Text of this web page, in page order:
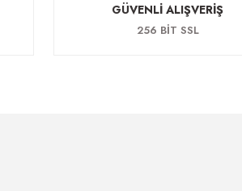
GÜVENLİ ALIŞVERİŞ
256 BİT SSL